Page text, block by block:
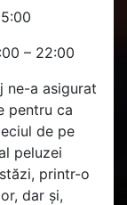
– 22:00
ne-a asigurat
pentru ca
de pe
peluzei
printr-o
dar și,